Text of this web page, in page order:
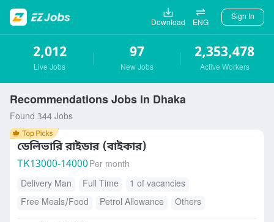
Download ENG
Sign In
2,012
Live Jobs
97
New Jobs
2,353,478
Active Workers
Recommendations Jobs in Dhaka
Found 344 Jobs
ডেলিভারি রাইডার (বাইকার)
TK13000-14000 Per month
Delivery Man
Full Time
1 of vacancies
Free Meals/Food
Petrol Allowance Others